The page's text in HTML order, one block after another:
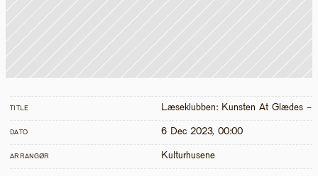
TITLE Læseklubben: Kunsten At Glædes -
DATO 6 Dec 2023, 00:00
ARRANGØR Kulturhusene